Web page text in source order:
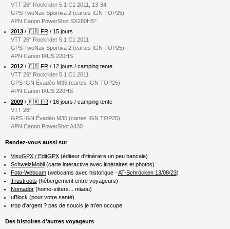
VTT 26″ Rockrider 5.1 C1 2011, 13-34
GPS TwoNav Sportiva 2 (cartes IGN TOP25)
APN Canon PowerShot SX280HS°
2013/ 🇫🇷 FR / 15 jours
VTT 26″ Rockrider 5.1 C1 2011
GPS TwoNav Sportiva 2 (cartes IGN TOP25)
APN Canon IXUS 220HS
2012/ 🇫🇷 FR / 12 jours / camping tente
VTT 26″ Rockrider 5.1 C1 2011
GPS IGN Évadéo M35 (cartes IGN TOP25)
APN Canon IXUS 220HS
2009/ 🇫🇷 FR / 16 jours / camping tente
VTT 26″
GPS IGN Évadéo M35 (cartes IGN TOP25)
APN Canon PowerShot A430
Rendez-vous aussi sur
VisuGPX / EditGPX(éditeur d'itinéraire un peu bancale)
SchweizMobil(carte interactive avec itinéraires et photos)
Foto-Webcam(webcams avec historique -AT-Schröcken 13/08/23)
Trustroots (hébergement entre voyageurs)
Nomador(home-sitters... miaou)
uBlock (pour votre santé)
trop d'argent ? pas de soucis je m'en occupe
Des histoires d'autres voyageurs